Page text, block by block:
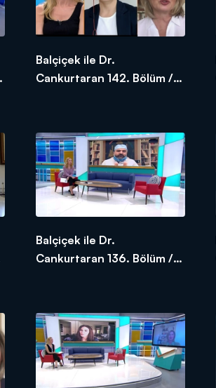
Balçiçek ile Dr.
Cankurtaran 142. Bölüm /
Balçiçek ile Dr.
Cankurtaran 136. Bölüm /